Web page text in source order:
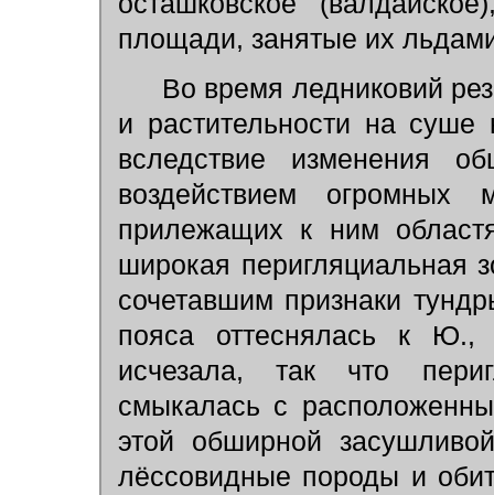
площади, занятые их
Во время ледниковий
и растительности на суше
вследствие изменения
воздействием огромных
прилежащих к ним
широкая перигляциальная
сочетавшим признаки
пояса оттеснялась к
исчезала, так что
смыкалась с
этой обширной
лёссовидные породы и